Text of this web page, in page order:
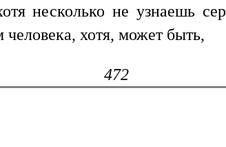
несколько не узнаешь
человека, хотя, может быть,
472